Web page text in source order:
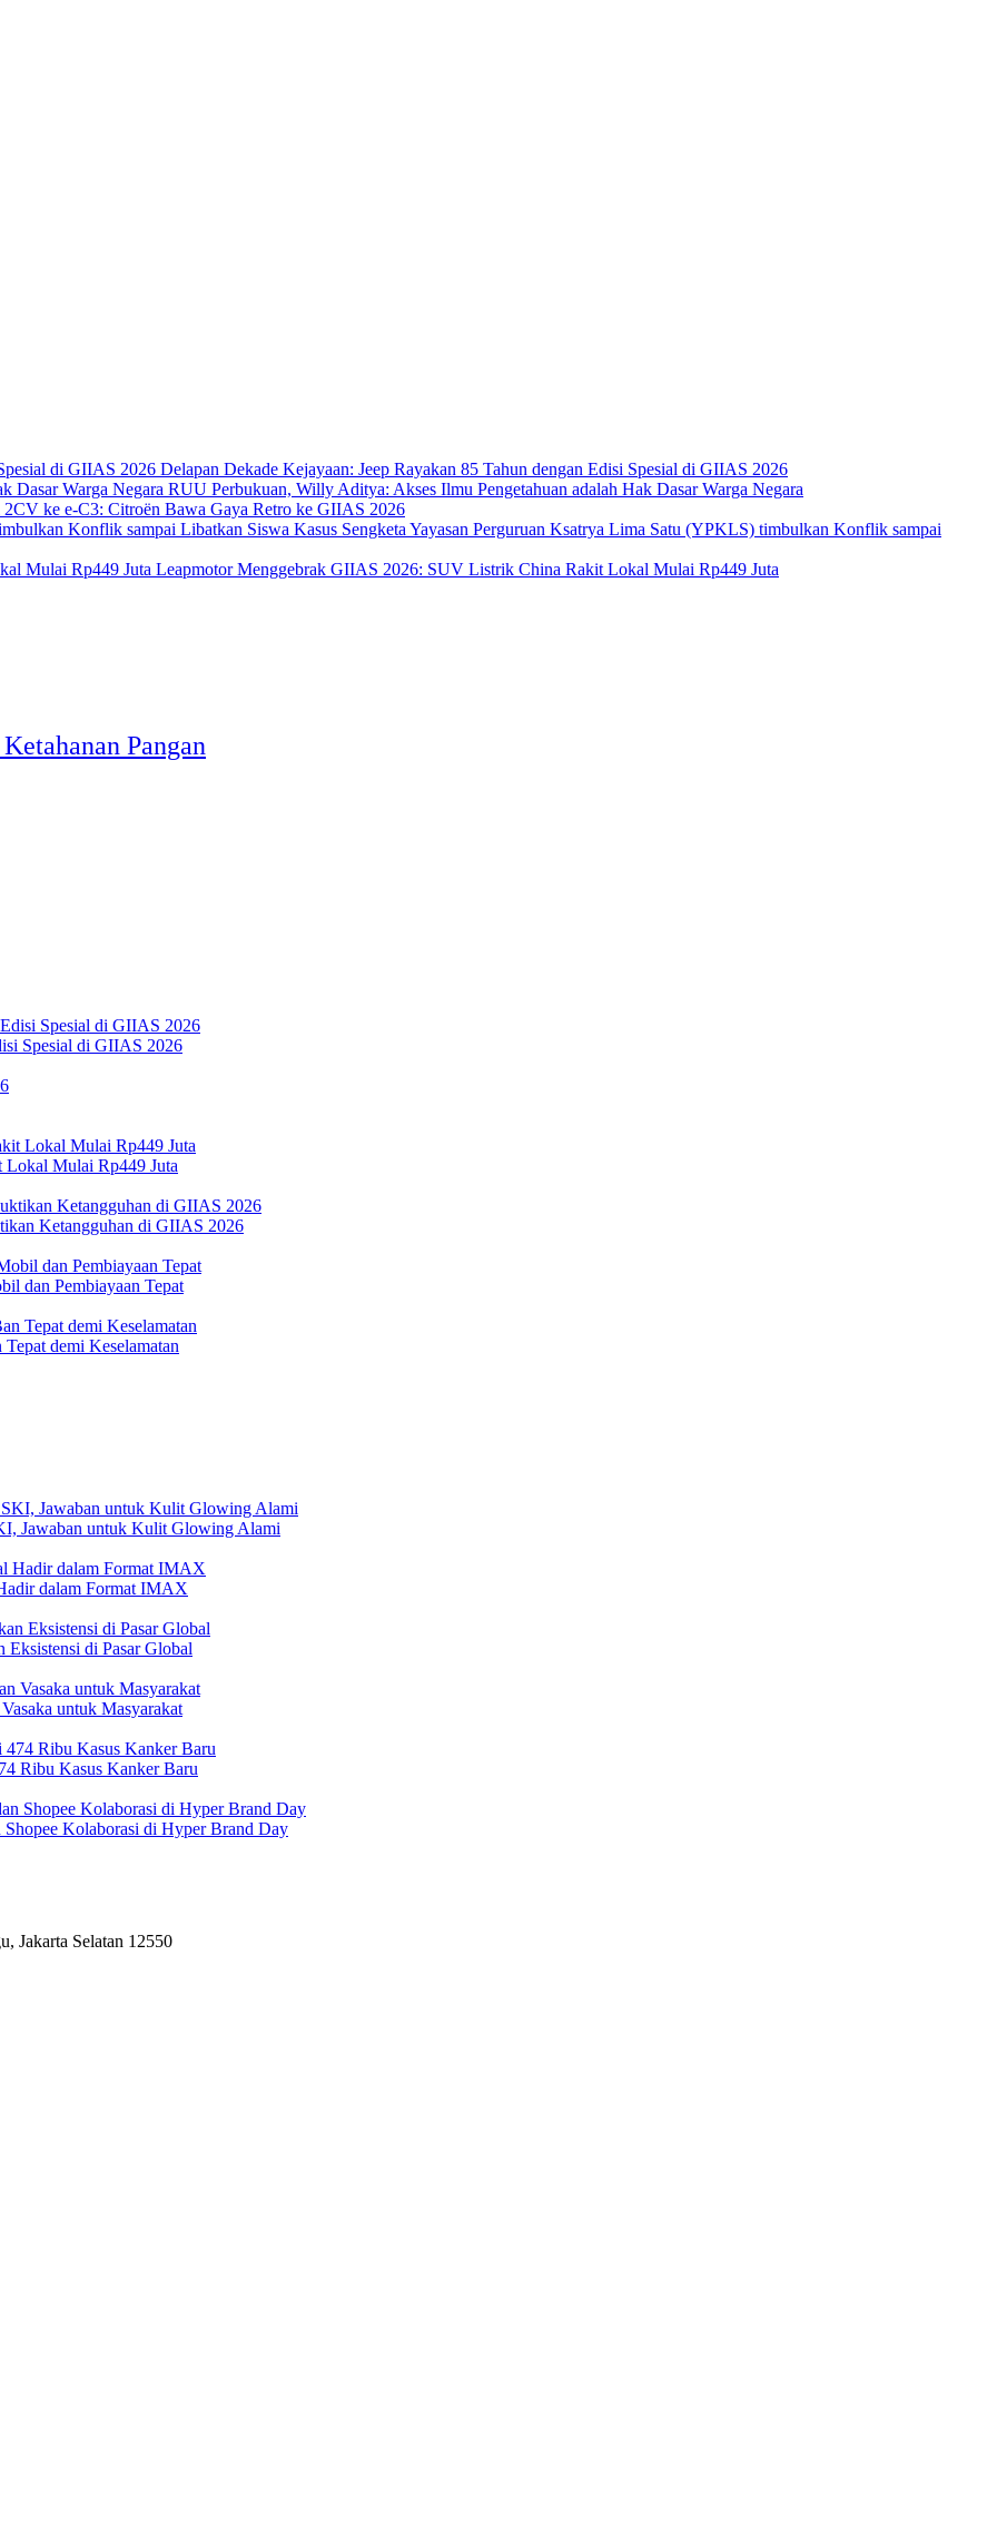
Delapan Dekade Kejayaan: Jeep Rayakan 85 Tahun dengan Edisi Spesial di GIIAS 2026
RUU Perbukuan, Willy Aditya: Akses Ilmu Pengetahuan adalah Hak Dasar Warga Negara
ke e-C3: Citroën Bawa Gaya Retro ke GIIAS 2026
Kasus Sengketa Yayasan Perguruan Ksatrya Lima Satu (YPKLS) timbulkan Konflik sampai
Leapmotor Menggebrak GIIAS 2026: SUV Listrik China Rakit Lokal Mulai Rp449 Juta
Pangan
Spesial di GIIAS 2026
Mulai Rp449 Juta
Ketangguhan di GIIAS 2026
dan Pembiayaan Tepat
demi Keselamatan
Jawaban untuk Kulit Glowing Alami
dalam Format IMAX
di Pasar Global
untuk Masyarakat
Ribu Kasus Kanker Baru
Kolaborasi di Hyper Brand Day
Jakarta Selatan 12550